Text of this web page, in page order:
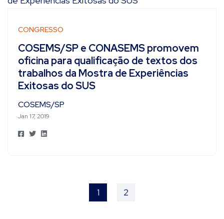
CONGRESSO
COSEMS/SP e CONASEMS promovem
oficina para qualificação de textos dos
trabalhos da Mostra de Experiências
Exitosas do SUS
COSEMS/SP
Jan 17, 2019
1 2